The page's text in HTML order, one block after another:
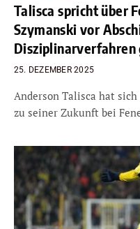
Talisca spricht über
Szymanski vor
Disziplinarverfahren
25. DEZEMBER 2025
Anderson Talisca hat
zu seiner Zukunft bei